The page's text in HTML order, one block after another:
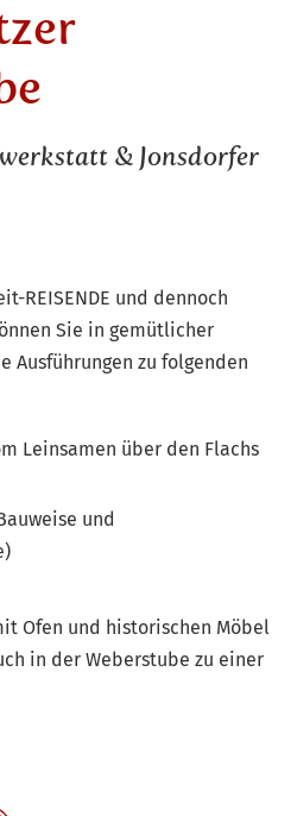
& Jonsdorfer
REISENDE und dennoch
Sie in gemütlicher
Ausführungen zu folgenden
Leinsamen über den Flachs
und
Ofen und historischen Möbel
in der Weberstube zu einer